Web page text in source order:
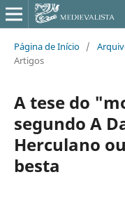
Página de Início /
Artigos
A tese do
segundo A
Herculano
besta